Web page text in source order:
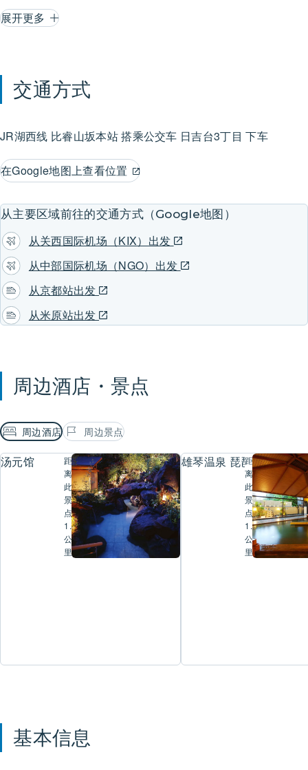
二的定制行程也深受好评。欢迎随时洽询！
展开更多
交通方式
JR湖西线 比睿山坂本站搭乘公交车 日吉台3丁目 下车
在Google地图上查看位置
从主要区域前往的交通方式（Google地图）
从关西国际机场（KIX）出发
从中部国际机场（NGO）出发
从京都站出发
从米原站出发
周边酒店・景点
周边酒店 周边景点
汤元馆
距
离
此
景
点
1.2
公
里
雄琴温泉 琵琶湖花街道
距
离
此
景
点
1.3
公
里
基本信息